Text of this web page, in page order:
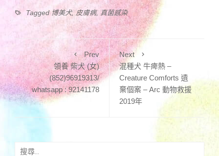
Tagged博美犬,皮膚病, 真菌感染
Prev
領養 柴犬 (女)
(852)96919313/
whatsapp : 92141178
Next
混種犬 牛痺熱 –
Creature Comforts 遺
棄個案 – Arc 動物救援
2019年
搜